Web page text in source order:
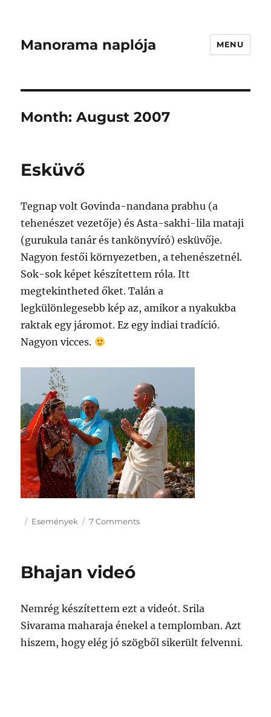
Manorama naplója MENU
Month:August 2007
Esküvő
Tegnap volt Govinda-nandana prabhu (a
tehenészet vezetője) és Asta-sakhi-lila mataji
(gurukula tanár és tankönyvíró) esküvője.
Nagyon festői környezetben, a tehenészetnél.
Sok-sok képet készítettem róla. Itt
megtekintheted őket. Talán a
legkülönlegesebb kép az, amikor a nyakukba
raktak egy járomot. Ez egy indiai tradíció.
Nagyon vicces.
Posted
Categories
Események 7 Commentson
Bhajan videó
Nemrég készítettem ezt a videót. Srila
Sivarama maharaja énekel a templomban. Azt
hiszem, hogy elég jó szögből sikerült felvenni.